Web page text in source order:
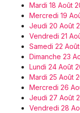
Mardi 18 Août
Mercredi 19
Jeudi 20 Août
Vendredi 21
Samedi 22
Dimanche 23
Lundi 24 Août
Mardi 25 Août
Mercredi 26
Jeudi 27 Août
Vendredi 28